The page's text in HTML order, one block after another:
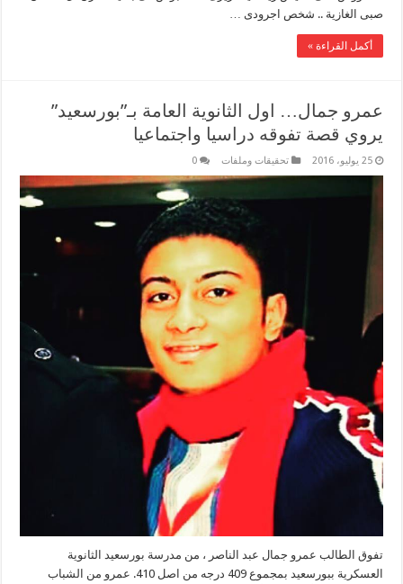
صبى الغازية .. شخص اجرودى …
أكمل القراءة »
عمرو جمال… اول الثانوية العامة بـ”بورسعيد”
يروي قصة تفوقه دراسيا واجتماعيا
25 يوليو، 2016 تحقيقات وملفات 0
تفوق الطالب عمرو جمال عبد الناصر ، من مدرسة بورسعيد الثانوية
العسكرية ببورسعيد بمجموع 409 درجه من اصل 410. عمرو من الشباب